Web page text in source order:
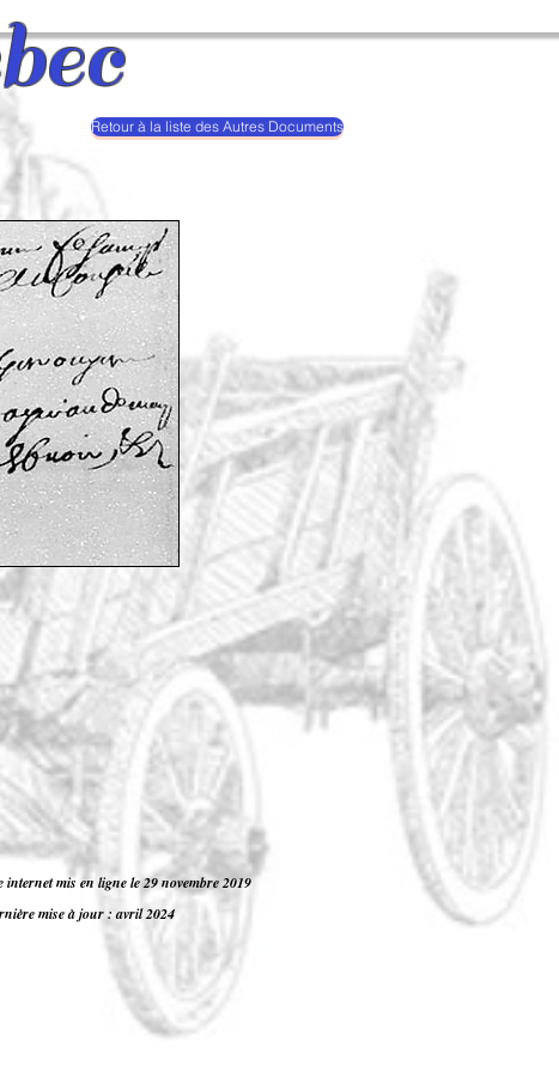
Retour à la liste des Autres Documents
internet mis en ligne le 29 novembre 2019
mise à jour : avril 2024